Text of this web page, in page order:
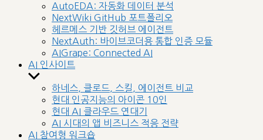
AutoEDA: 자동화 데이터 분석
NextWiki GitHub 포트폴리오
헤르메스 기반 깃허브 에이전트
NextAuth: 바이브코더용 통합 인증 모듈
AIGrape: Connected AI
AI 인사이트
Show
sub
menu
하네스, 클로드, 스킬, 에이전트 비교
현대 인공지능의 아이콘 10인
현대 AI 클라우드 연대기
AI 시대의 앱 비즈니스 적응 전략
AI 참여형 워크숍